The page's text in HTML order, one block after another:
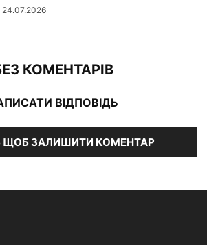
24.07.2026
КОМЕНТАРІВ
ВІДПОВІДЬ
ЩОБ ЗАЛИШИТИ КОМЕНТАР